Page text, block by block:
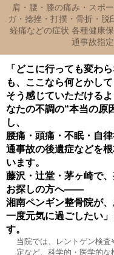
肩・腰・膝の痛み・スポ
ガ・捻挫・打撲・骨折・脱
経痛などの症状 各種健康
通事故指
「どこに行っても変わ
も、ここなら何とかして
そう感じていただける
なたの不調の“本当の原
し、
腰痛・頭痛・不眠・自
通事故の後遺症などを
います。
藤沢・辻堂・茅ヶ崎で
お探しの方へ――
湘南ペンギン整骨院が
一度元気に過ごしたい
す。
当院では、レントゲン検査
定など、科学的・医学的な